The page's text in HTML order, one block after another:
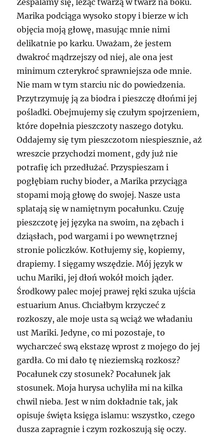
Zespalamy się, leżąc twarzą w twarz na boku.
Marika podciąga wysoko stopy i bierze w ich
objęcia moją głowę, masując mnie nimi
delikatnie po karku. Uważam, że jestem
dwakroć mądrzejszy od niej, ale ona jest
minimum czterykroć sprawniejsza ode mnie.
Nie mam w tym starciu nic do powiedzenia.
Przytrzymuję ją za biodra i pieszczę dłońmi jej
pośladki. Obejmujemy się czułym spojrzeniem,
które dopełnia pieszczoty naszego dotyku.
Oddajemy się tym pieszczotom niespiesznie, aż
wreszcie przychodzi moment, gdy już nie
potrafię ich przedłużać. Przyspieszam i
pogłębiam ruchy bioder, a Marika przyciąga
stopami moją głowę do swojej. Nasze usta
splatają się w namiętnym pocałunku. Czuję
pieszczotę jej języka na swoim, na zębach i
dziąsłach, pod wargami i po wewnętrznej
stronie policzków. Kotłujemy się, kopiemy,
drapiemy. I sięgamy wszędzie. Mój język w
uchu Mariki, jej dłoń wokół moich jąder.
Środkowy palec mojej prawej ręki szuka ujścia
estuarium Anus. Chciałbym krzyczeć z
rozkoszy, ale moje usta są wciąż we władaniu
ust Mariki. Jedyne, co mi pozostaje, to
wycharczeć swą ekstazę wprost z mojego do jej
gardła. Co mi dało tę nieziemską rozkosz?
Pocałunek czy stosunek? Pocałunek jak
stosunek. Moja hurysa uchyliła mi na kilka
chwil nieba. Jest w nim dokładnie tak, jak
opisuje święta księga islamu: wszystko, czego
dusza zapragnie i czym rozkoszują się oczy.